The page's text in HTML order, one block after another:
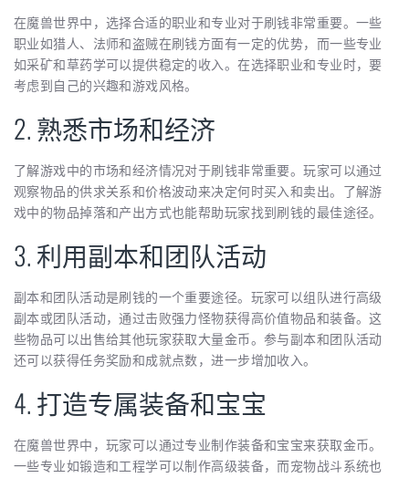
在魔兽世界中，选择合适的职业和专业对于刷钱非常重要。一些
职业如猎人、法师和盗贼在刷钱方面有一定的优势，而一些专业
如采矿和草药学可以提供稳定的收入。在选择职业和专业时，要
考虑到自己的兴趣和游戏风格。
2. 熟悉市场和经济
了解游戏中的市场和经济情况对于刷钱非常重要。玩家可以通过
观察物品的供求关系和价格波动来决定何时买入和卖出。了解游
戏中的物品掉落和产出方式也能帮助玩家找到刷钱的最佳途径。
3. 利用副本和团队活动
副本和团队活动是刷钱的一个重要途径。玩家可以组队进行高级
副本或团队活动，通过击败强力怪物获得高价值物品和装备。这
些物品可以出售给其他玩家获取大量金币。参与副本和团队活动
还可以获得任务奖励和成就点数，进一步增加收入。
4. 打造专属装备和宝宝
在魔兽世界中，玩家可以通过专业制作装备和宝宝来获取金币。
一些专业如锻造和工程学可以制作高级装备，而宠物战斗系统也